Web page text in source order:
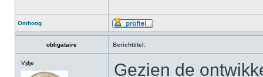
Omhoog
obligataire Berichttitel:
Vijfje
Gezien de